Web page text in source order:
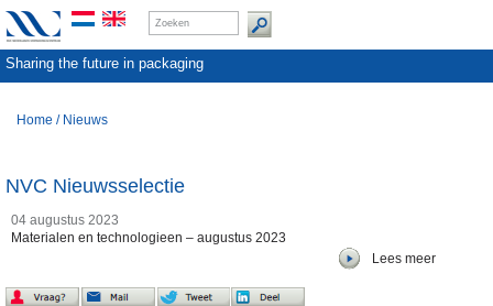
Sharing the future in packaging
Home / Nieuws
NVC Nieuwsselectie
04 augustus 2023
Materialen en technologieen – augustus 2023
Lees meer